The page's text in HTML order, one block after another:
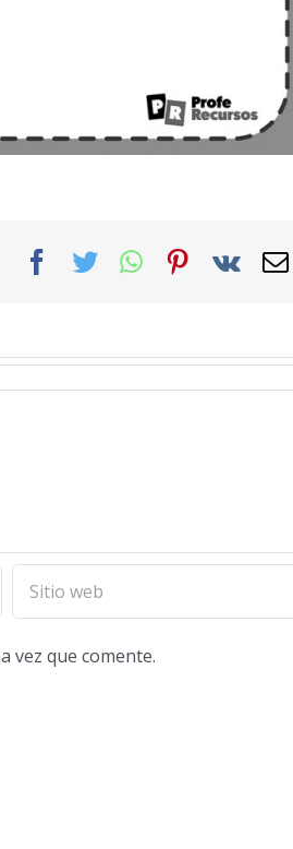
Facebook
TwitterWhatsAppPinterest
Vk
vez que comente.